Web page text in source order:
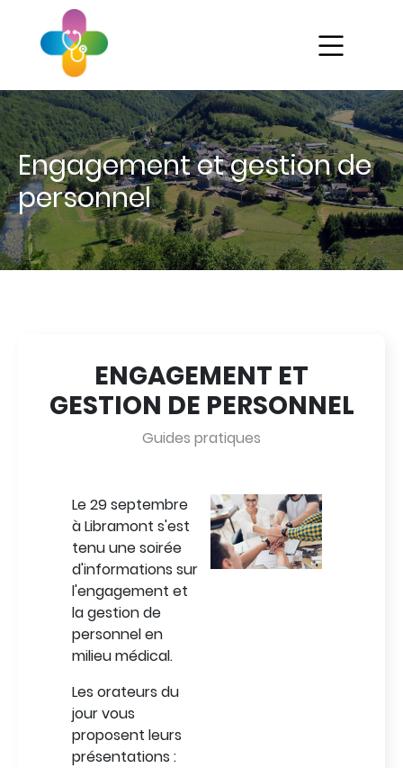
contenu
Engagement et gestion de
personnel
ENGAGEMENT ET
GESTION DE PERSONNEL
capsule
Guides pratiques
Body
Le 29 septembre
à Libramont s'est
tenu une soirée
d'informations sur
l'engagement et
la gestion de
personnel en
milieu médical.
Les orateurs du
jour vous
proposent leurs
présentations :
Image